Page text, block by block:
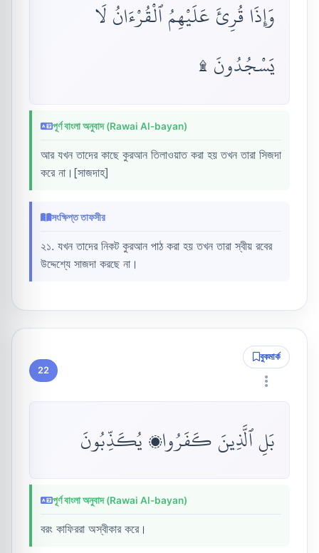
وَإِذَا قُرِئَ عَلَيْهِمُ ٱلْقُرْءَانُ لَا
يَسْجُدُونَ ۩
পূর্ণ বাংলা অনুবাদ (Rawai Al-bayan)
আর যখন তাদের কাছে কুরআন তিলাওয়াত করা হয় তখন তারা সিজদা
করে না।[সাজদাহ]
সংক্ষিপ্ত তাফসীর
২১. যখন তাদের নিকট কুরআন পাঠ করা হয় তখন তারা স্বীয় রবের
উদ্দেশ্যে সাজদা করছে না।
22
বুকমার্ক
بَلِ ٱلَّذِينَ كَفَرُوا۟ يُكَذِّبُونَ
পূর্ণ বাংলা অনুবাদ (Rawai Al-bayan)
বরং কাফিররা অস্বীকার করে।